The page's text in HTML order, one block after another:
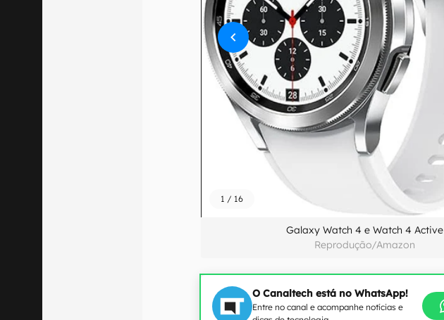
1 / 16
Galaxy Watch 4 e Watch 4 Active
Reprodução/Amazon
O Canaltech está no WhatsApp!
Entre no canal e acompanhe notícias e